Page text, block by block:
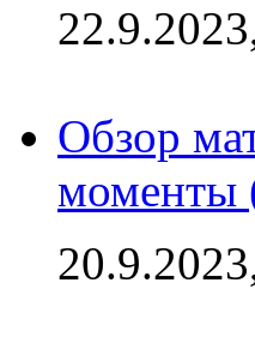
Обзор
моменты